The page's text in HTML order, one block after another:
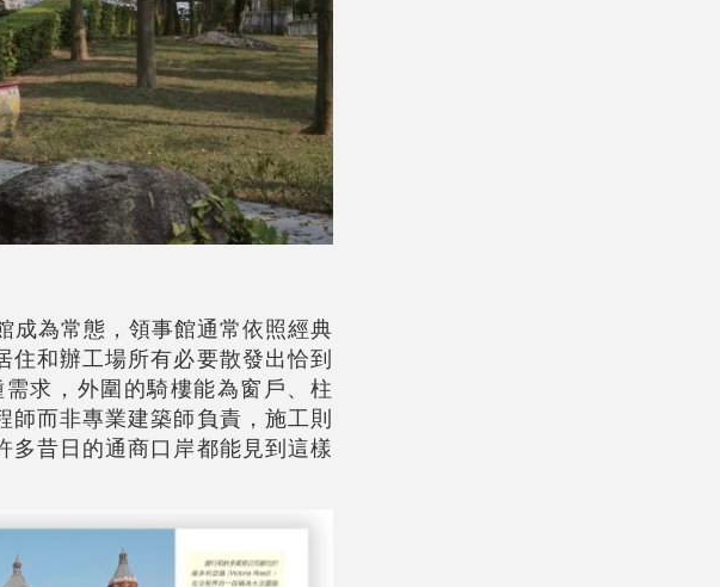
成為常態，領事館通常依照經典
住和辦工場所有必要散發出恰到
求，外圍的騎樓能為窗戶、柱
而非專業建築師負責，施工則
昔日的通商口岸都能見到這樣